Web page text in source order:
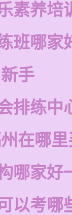
素养培
班哪家
手
排练中
在哪
哪家好
以考哪